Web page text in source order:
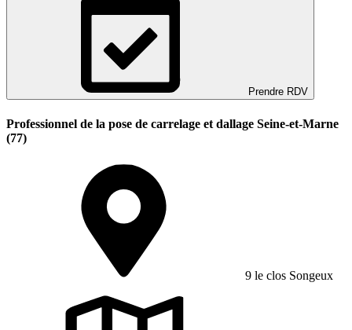
Prendre RDV
Professionnel de la pose de carrelage et dallage Seine-et-Marne
(77)
9 le clos Songeux